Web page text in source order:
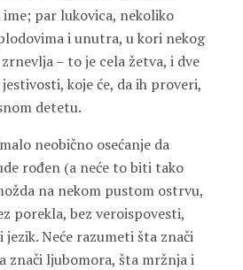
par lukovica, nekoliko
i unutra, u kori nekog
– to je cela žetva, i dve
koje će, da ih proveri,
detetu.
neobično osećanje da
rođen (a neće to biti tako
na nekom pustom ostrvu,
porekla, bez veroispovesti,
jezik. Neće razumeti šta znači
znači ljubomora, šta mržnja i